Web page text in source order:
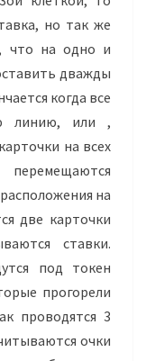
но так же
что на одно и
дважды
когда все
линию, или ,
на всех
на
две карточки
ставки.
под токен
прогорели
проводятся 3
очки